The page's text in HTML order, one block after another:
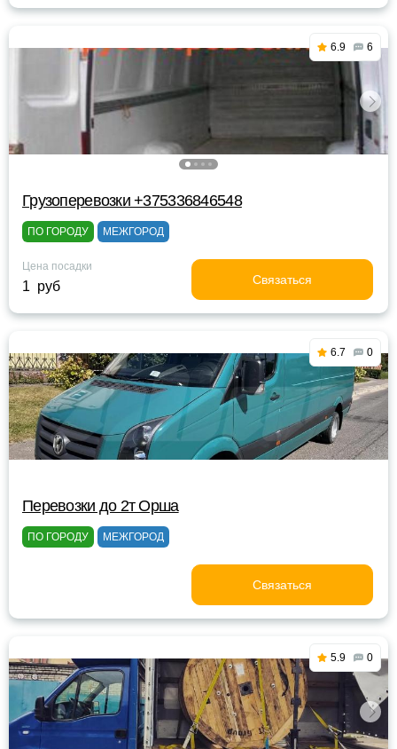
6.9 6
Грузоперевозки +375336846548
ПО ГОРОДУ МЕЖГОРОД
Цена посадки
1 руб Связаться
6.7 0
Перевозки до 2т Орша
ПО ГОРОДУ МЕЖГОРОД
Связаться
5.9 0